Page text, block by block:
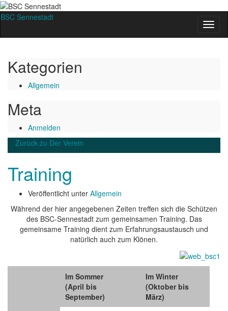
BSC Sennestadt
Kategorien
Allgemein
Meta
Anmelden
Zurück zu Der Verein
Training
Veröffentlicht unter Allgemein
Während der hier angegebenen Zeiten treffen sich die Schützen
des BSC-Sennestadt zum gemeinsamen Training. Das
gemeinsame Training dient zum Erfahrungsaustausch und
natürlich auch zum Klönen.
Im Sommer
(April bis
September)
Im Winter
(Oktober bis
März)